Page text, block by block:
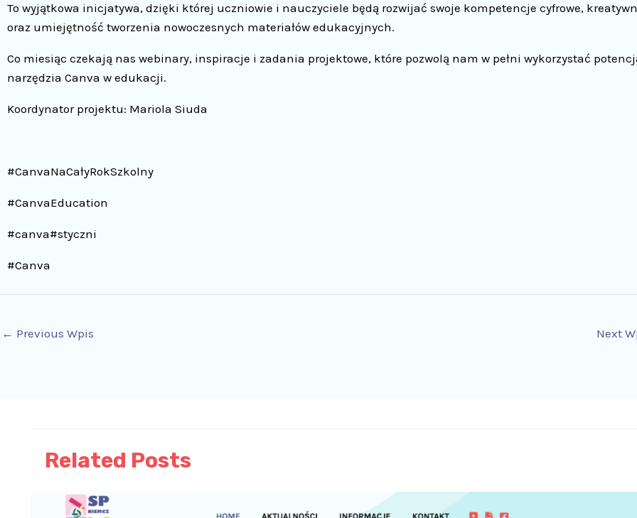
To wyjątkowa inicjatywa, dzięki której uczniowie i nauczyciele będą rozwijać swoje kompetencje cyfrowe,
oraz umiejętność tworzenia nowoczesnych materiałów edukacyjnych.
Co miesiąc czekają nas webinary, inspiracje i zadania projektowe, które pozwolą nam w pełni wykorzystać
narzędzia Canva w edukacji.
Koordynator projektu: Mariola Siuda
#CanvaNaCałyRokSzkolny
#CanvaEducation
#canva#styczni
#Canva
← Previous Wpis Next
Related Posts